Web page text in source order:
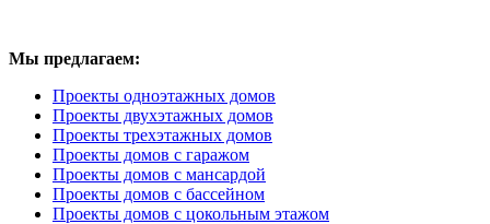
Мы предлагаем:
Проекты одноэтажных домов
Проекты двухэтажных домов
Проекты трехэтажных домов
Проекты домов с гаражом
Проекты домов с мансардой
Проекты домов с бассейном
Проекты домов с цокольным этажом